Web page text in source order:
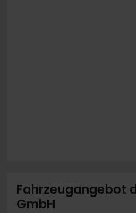
Fahrzeugangebot
GmbH